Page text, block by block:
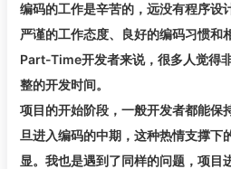
编码的工作是辛苦的，远没有程序设
严谨的工作态度、良好的编码习惯和
Part-Time开发者来说，很多人觉得
整的开发时间。
项目的开始阶段，一般开发者都能保
旦进入编码的中期，这种热情支撑下
显。我也是遇到了同样的问题，项目